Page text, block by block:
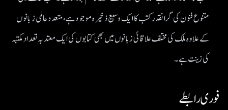
متنوع فنون کی گرانقدر کتب کا ایک وسیع ذخیرہ موجود ہے، متعدد عالمی زبانوں
کے علاوہ ملک کی مختلف علاقائی زبانوں میں بھی کتابوں کی ایک معتد بہ تعداد مکتبہ
کی زینت ہے۔
فوری رابطے